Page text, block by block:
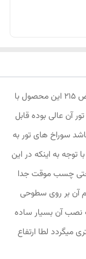
پرده توری مغناطیسی (پرده آهنربایی ) ارتفاع 210 و عرض 215 این محصول با
آن عالی بوده قابل
سوراخ های تور به
توجه به اینکه در این
چسب موقت جدا
آن بر روی سطوحی
آن بسیار ساده
میگردد لطا ارتفاع